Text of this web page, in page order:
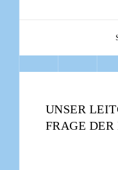
UNSER
FRAGE